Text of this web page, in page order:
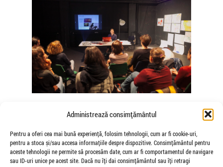
Administrează consimțământul
Pentru a oferi cea mai bună experiență, folosim tehnologii, cum ar fi cookie-uri,
pentru a stoca și/sau accesa informațiile despre dispozitive. Consimțământul pentru
aceste tehnologii ne permite să procesăm date, cum ar fi comportamentul de navigare
sau ID-uri unice pe acest site. Dacă nu îți dai consimțământul sau îți retragi
Somatice susținute de coregrafele
Mădălina Dan și Valentina De Piante
Niculae
de Veioza Arte